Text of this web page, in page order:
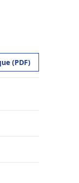
(PDF)